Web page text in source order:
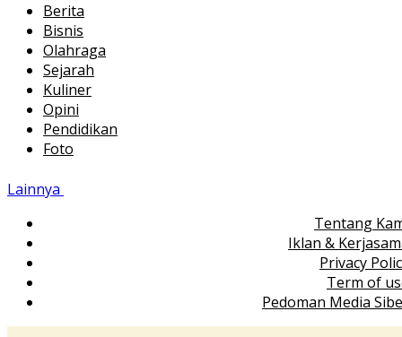
Berita
Bisnis
Olahraga
Sejarah
Kuliner
Opini
Pendidikan
Foto
Lainnya
Tentang
Iklan &
Privacy
Term of
Pedoman Media